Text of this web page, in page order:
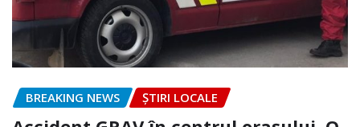
BREAKING NEWS ȘTIRI LOCALE